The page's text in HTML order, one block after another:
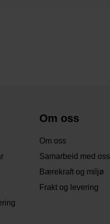
Om oss
Om oss
Samarbeid med oss
Bærekraft og miljø
Frakt og levering